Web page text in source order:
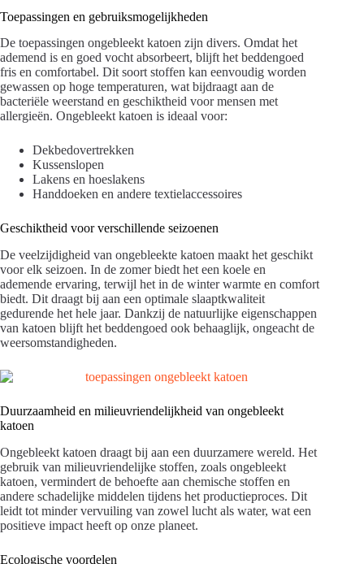
Toepassingen en gebruiksmogelijkheden
De toepassingen ongebleekt katoen zijn divers. Omdat het
ademend is en goed vocht absorbeert, blijft het beddengoed
fris en comfortabel. Dit soort stoffen kan eenvoudig worden
gewassen op hoge temperaturen, wat bijdraagt aan de
bacteriële weerstand en geschiktheid voor mensen met
allergieën. Ongebleekt katoen is ideaal voor:
Dekbedovertrekken
Kussenslopen
Lakens en hoeslakens
Handdoeken en andere textielaccessoires
Geschiktheid voor verschillende seizoenen
De veelzijdigheid van ongebleekte katoen maakt het geschikt
voor elk seizoen. In de zomer biedt het een koele en
ademende ervaring, terwijl het in de winter warmte en comfort
biedt. Dit draagt bij aan een optimale slaaptkwaliteit
gedurende het hele jaar. Dankzij de natuurlijke eigenschappen
van katoen blijft het beddengoed ook behaaglijk, ongeacht de
weersomstandigheden.
Duurzaamheid en milieuvriendelijkheid van ongebleekt
katoen
Ongebleekt katoen draagt bij aan een duurzamere wereld. Het
gebruik van milieuvriendelijke stoffen, zoals ongebleekt
katoen, vermindert de behoefte aan chemische stoffen en
andere schadelijke middelen tijdens het productieproces. Dit
leidt tot minder vervuiling van zowel lucht als water, wat een
positieve impact heeft op onze planeet.
Ecologische voordelen